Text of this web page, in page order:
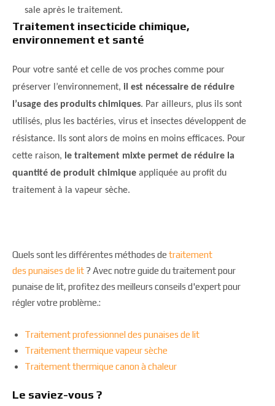
sale après le traitement.
Traitement insecticide chimique,
environnement et santé
Pour votre santé et celle de vos proches comme pour
préserver l’environnement, il est nécessaire de réduire
l’usage des produits chimiques. Par ailleurs, plus ils sont
utilisés, plus les bactéries, virus et insectes développent de
résistance. Ils sont alors de moins en moins efficaces. Pour
cette raison, le traitement mixte permet de réduire la
quantité de produit chimique appliquée au profit du
traitement à la vapeur sèche.
Quels sont les différentes méthodes de traitement
des punaises de lit? Avec notre guide du traitement pour
punaise de lit, profitez des meilleurs conseils d'expert pour
régler votre problème.:
Traitement professionnel des punaises de lit
Traitement thermique vapeur sèche
Traitement thermique canon à chaleur
Le saviez-vous ?